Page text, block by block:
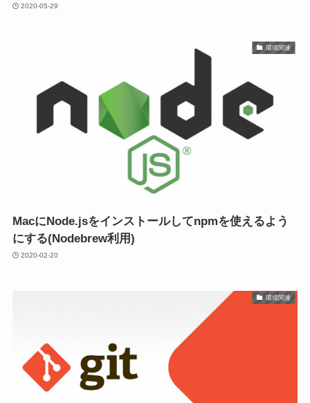
2020-05-29
環境関連
MacにNode.jsをインストールしてnpmを使えるよう
にする(Nodebrew利用)
2020-02-20
環境関連